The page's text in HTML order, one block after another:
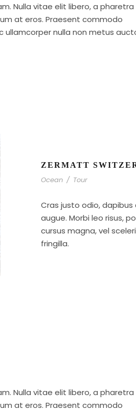
Nulla vitae elit libero, a pharetra
at eros. Praesent commodo
ullamcorper nulla non metus
ZERMATT
Ocean / Tour
Cras justo odio,
augue. Morbi leo risus,
cursus magna, vel
fringilla.
Nulla vitae elit libero, a pharetra
at eros. Praesent commodo